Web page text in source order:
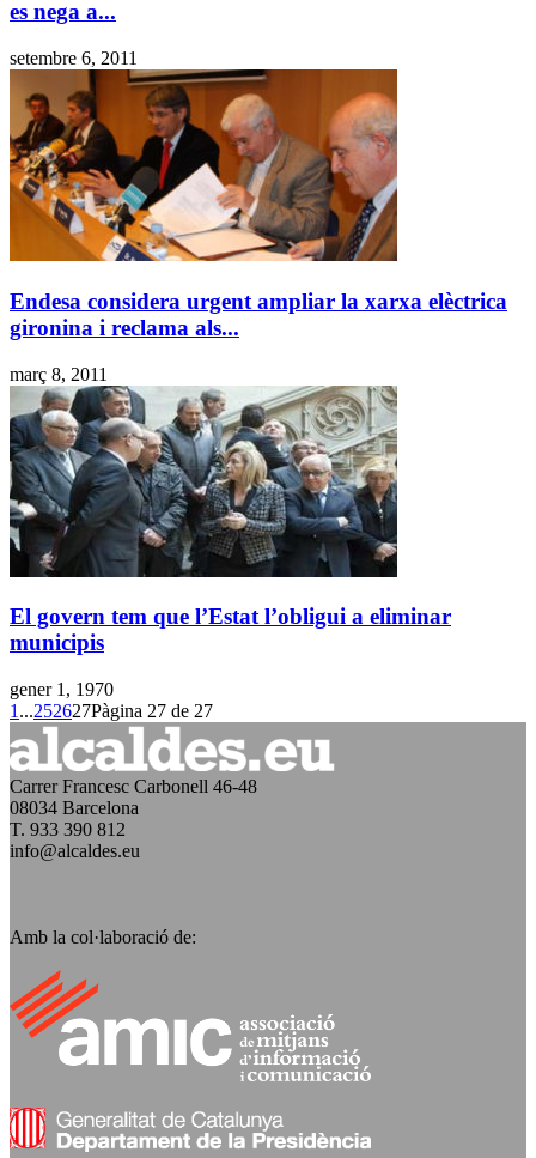
es nega a...
setembre 6, 2011
Endesa considera urgent ampliar la xarxa elèctrica
gironina i reclama als...
març 8, 2011
El govern tem que l’Estat l’obligui a eliminar
municipis
gener 1, 1970
1 ...252627Pàgina 27 de 27
Carrer Francesc Carbonell 46-48
08034 Barcelona
T. 933 390 812
info@alcaldes.eu
Amb la col·laboració de: